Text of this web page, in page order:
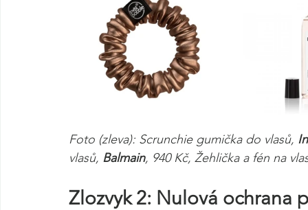
Foto (zleva): Scrunchie gumička do vlasů,
vlasů, Balmain, 940 Kč, Žehlička a fén na
Zlozvyk 2: Nulová ochrana